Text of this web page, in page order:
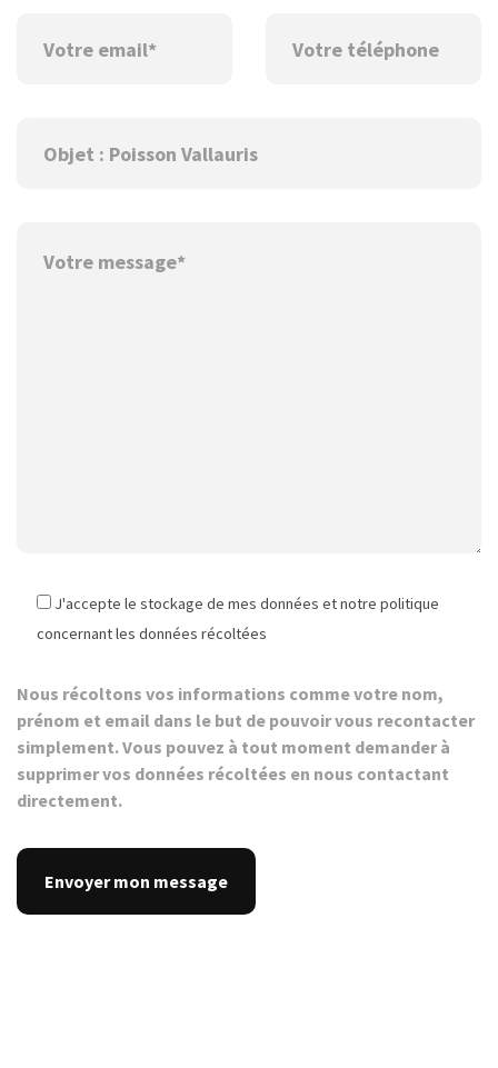
J'accepte le stockage de mes données et notre politique
concernant les données récoltées
Nous récoltons vos informations comme votre nom,
prénom et email dans le but de pouvoir vous recontacter
simplement. Vous pouvez à tout moment demander à
supprimer vos données récoltées en nous contactant
directement.